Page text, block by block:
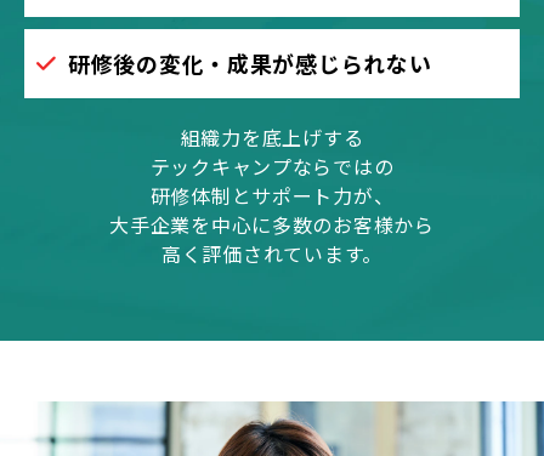
研修後の変化・成果が感じられない
組織力を底上げする
テックキャンプならではの
研修体制とサポート力が、
大手企業を中心に多数のお客様から
高く評価されています。